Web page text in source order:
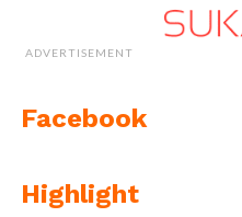
ADVERTISEMENT
Facebook
Highlight